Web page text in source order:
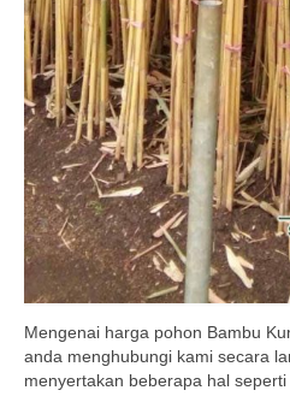
Mengenai harga pohon Bambu
anda menghubungi kami secara
menyertakan beberapa hal seperti